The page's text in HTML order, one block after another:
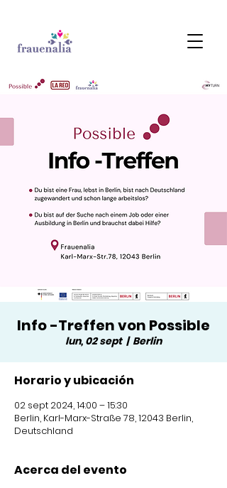
Info -Treffen von Possible
lun, 02 sept
  |
Berlin
Horario y ubicación
02 sept 2024, 14:00 – 15:30
Berlin, Karl-Marx-Straße 78, 12043 Berlin,
Deutschland
Acerca del evento